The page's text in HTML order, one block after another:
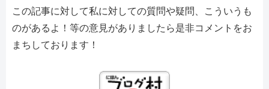
この記事に対して私に対しての質問や疑問、こういうも
のがあるよ！等の意見がありましたら是非コメントをお
まちしております！